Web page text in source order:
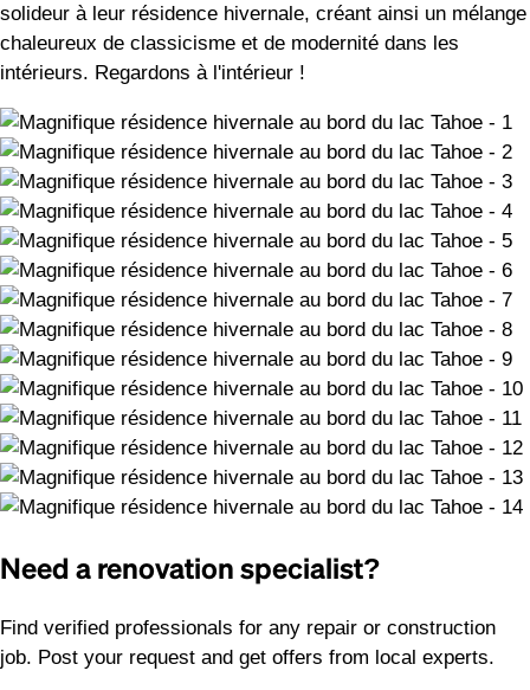
solideur à leur résidence hivernale, créant ainsi un mélange
chaleureux de classicisme et de modernité dans les
intérieurs. Regardons à l'intérieur !
Need a renovation specialist?
Find verified professionals for any repair or construction
job. Post your request and get offers from local experts.